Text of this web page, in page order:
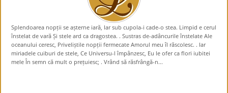
Splendoarea nopții se așterne iară, Iar sub cupola-i cade-o stea. Limpid e cerul
înstelat de vară Și stele ard ca dragostea. . Sustras de-adâncurile înstelate Ale
oceanului ceresc, Priveliștile nopții fermecate Amorul meu îl răscolesc. . Iar
miriadele cuiburi de stele, Ce Universu-l împânzesc, Eu le ofer ca flori iubitei
mele În semn că mult o prețuiesc; . Vrând să răsfrângă-n...